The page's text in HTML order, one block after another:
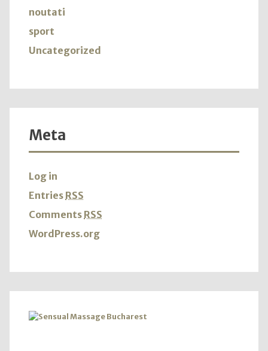
noutati
sport
Uncategorized
Meta
Log in
Entries RSS
Comments RSS
WordPress.org